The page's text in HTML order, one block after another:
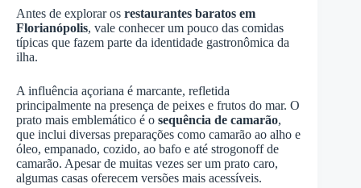
Antes de explorar os restaurantes baratos em
Florianópolis, vale conhecer um pouco das comidas
típicas que fazem parte da identidade gastronômica da
ilha.
A influência açoriana é marcante, refletida
principalmente na presença de peixes e frutos do mar. O
prato mais emblemático é o sequência de camarão,
que inclui diversas preparações como camarão ao alho e
óleo, empanado, cozido, ao bafo e até strogonoff de
camarão. Apesar de muitas vezes ser um prato caro,
algumas casas oferecem versões mais acessíveis.